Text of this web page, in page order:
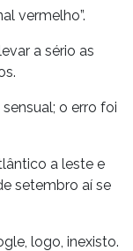
vermelho”.
a sério as
o erro foi
a leste e
setembro aí se
logo, inexisto.